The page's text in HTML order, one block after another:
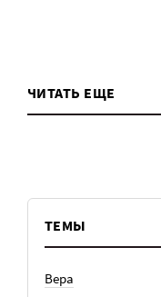
ЧИТАТЬ ЕЩЕ
ТЕМЫ
Вера